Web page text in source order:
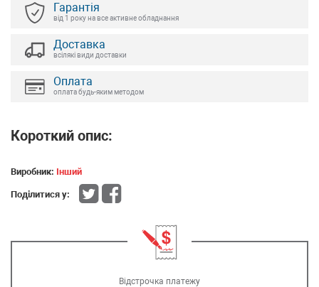
Гарантія
від 1 року на все активне обладнання
Доставка
всілякі види доставки
Оплата
оплата будь-яким методом
Короткий опис:
Виробник: Інший
Поділитися у:
Відстрочка платежу